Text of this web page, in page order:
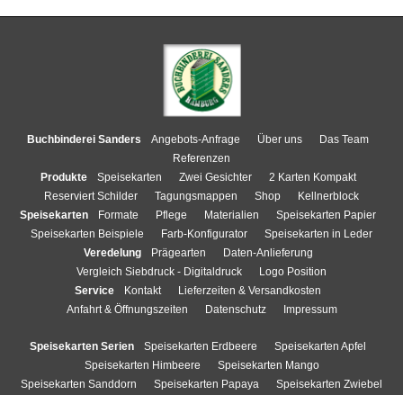
Buchbinderei Sanders Angebots-Anfrage Über uns
Das Team
Referenzen
Produkte
Speisekarten Zwei Gesichter
2 Karten Kompakt
Reserviert Schilder
Tagungsmappen Shop
Kellnerblock
Speisekarten
Formate Pflege Materialien
Speisekarten Papier
Speisekarten Beispiele
Farb-Konfigurator
Speisekarten in Leder
Veredelung
Prägearten
Daten-Anlieferung
Vergleich Siebdruck - Digitaldruck
Logo Position
Service
Kontakt
Lieferzeiten & Versandkosten
Anfahrt & Öffnungszeiten
Datenschutz Impressum
Speisekarten Serien Speisekarten Erdbeere
Speisekarten Apfel
Speisekarten Himbeere
Speisekarten Mango
Speisekarten Sanddorn
Speisekarten Papaya
Speisekarten Zwiebel